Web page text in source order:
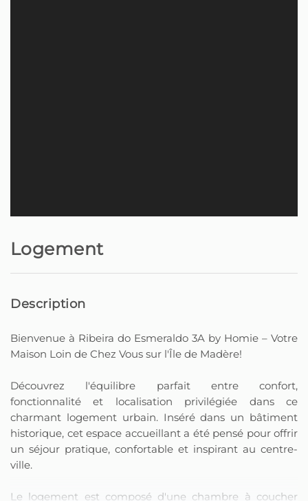
Logement
Description
Bienvenue à Ribeira do Esmeraldo 3A by Homie – Votre
Maison Loin de Chez Vous sur l'Île de Madère!
Découvrez l'équilibre parfait entre confort,
fonctionnalité et localisation privilégiée dans ce
charmant logement urbain. Inséré dans un bâtiment
historique, cet espace accueillant a été pensé pour offrir
un séjour pratique, confortable et inspirant au centre-
ville.
Le logement est composé d'une chambre à coucher